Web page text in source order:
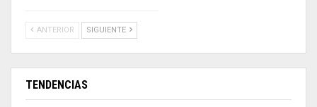
ANTERIOR SIGUIENTE
TENDENCIAS